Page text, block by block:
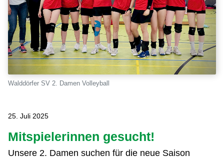
Walddörfer SV 2. Damen Volleyball
25. Juli 2025
Mitspielerinnen gesucht!
Unsere 2. Damen suchen für die neue Saison